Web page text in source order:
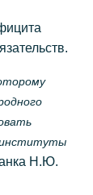
институты
Н.Ю.